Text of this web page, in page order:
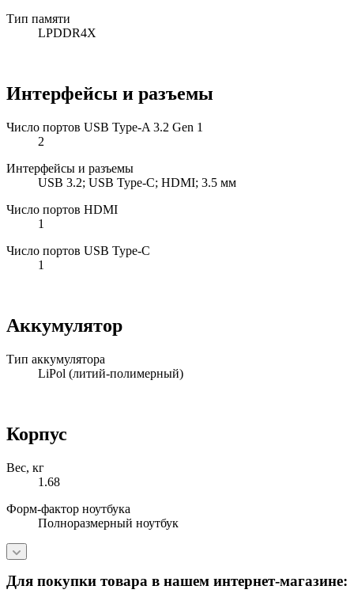
Тип памяти
LPDDR4X
Интерфейсы и разъемы
Число портов USB Type-A 3.2 Gen 1
2
Интерфейсы и разъемы
USB 3.2; USB Type-C; HDMI; 3.5 мм
Число портов HDMI
1
Число портов USB Type-C
1
Аккумулятор
Тип аккумулятора
LiPol (литий-полимерный)
Корпус
Вес, кг
1.68
Форм-фактор ноутбука
Полноразмерный ноутбук
Для покупки товара в нашем интернет-магазине: